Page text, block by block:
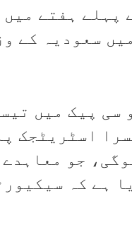
پہلے ہفتے میں
سعودیہ کے
سی پیک میں
اسٹریٹجک
جو معاہدے
ہے کہ